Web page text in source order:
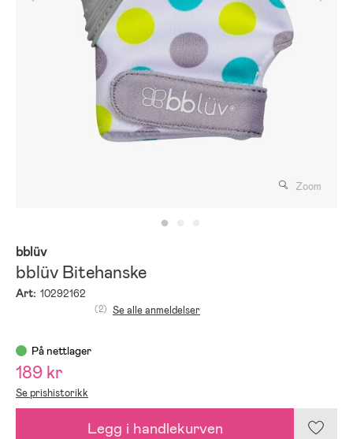
Zoom
bblüv
bblüv Bitehanske
Art: 10292162
(2) Se alle anmeldelser
På nettlager
189 kr
Se prishistorikk
Legg i handlekurven